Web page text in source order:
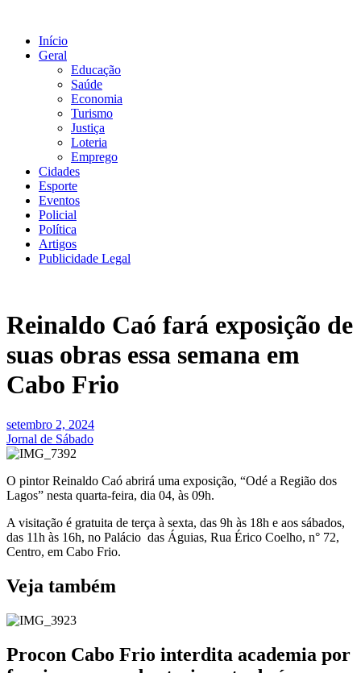
conteúdo
Início
Geral
Educação
Saúde
Economia
Turismo
Justiça
Loteria
Emprego
Cidades
Esporte
Eventos
Policial
Política
Artigos
Publicidade Legal
Reinaldo Caó fará exposição de
suas obras essa semana em
Cabo Frio
setembro 2, 2024
Jornal de Sábado
O pintor Reinaldo Caó abrirá uma exposição, “Odé a Região dos
Lagos” nesta quarta-feira, dia 04, às 09h.
A visitação é gratuita de terça à sexta, das 9h às 18h e aos sábados,
das 11h às 16h, no Palácio das Águias, Rua Érico Coelho, n° 72,
Centro, em Cabo Frio.
Veja também
Procon Cabo Frio interdita academia por